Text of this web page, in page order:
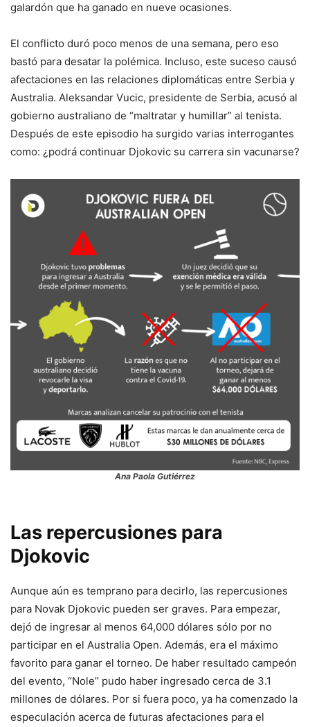
galardón que ha ganado en nueve ocasiones.
El conflicto duró poco menos de una semana, pero eso
bastó para desatar la polémica. Incluso, este suceso causó
afectaciones en las relaciones diplomáticas entre Serbia y
Australia. Aleksandar Vucic, presidente de Serbia, acusó al
gobierno australiano de “maltratar y humillar” al tenista.
Después de este episodio ha surgido varias interrogantes
como: ¿podrá continuar Djokovic su carrera sin vacunarse?
Ana Paola Gutiérrez
Las repercusiones para
Djokovic
Aunque aún es temprano para decirlo, las repercusiones
para Novak Djokovic pueden ser graves. Para empezar,
dejó de ingresar al menos 64,000 dólares sólo por no
participar en el Australia Open. Además, era el máximo
favorito para ganar el torneo. De haber resultado campeón
del evento, “Nole” pudo haber ingresado cerca de 3.1
millones de dólares. Por si fuera poco, ya ha comenzado la
especulación acerca de futuras afectaciones para el